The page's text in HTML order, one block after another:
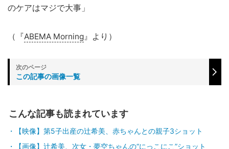
のケアはマジで大事」
（『ABEMA Morning 』より）
この記事の画像一覧
こんな記事も読まれています
【映像】第5子出産の辻希美、赤ちゃんとの親子3ショット
【画像】辻希美、次女・夢空ちゃんの“にっこにこ”ショット